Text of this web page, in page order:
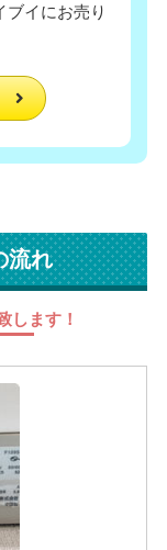
ブイにお売り
流れ
します！